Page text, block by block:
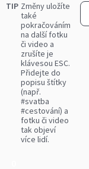
TIP Změny uložíte
také
pokračováním
na další fotku
či video a
zrušíte je
klávesou ESC.
Přidejte do
popisu štítky
(např.
#svatba
#cestování) a
fotku či video
tak objeví
více lidí.